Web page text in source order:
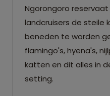
Ngorongoro reservaat
landcruisers de steile
beneden te worden
flamingo's, hyena's,
katten en dit alles in
setting.